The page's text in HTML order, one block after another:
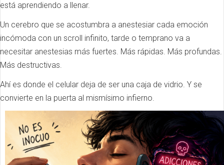
está aprendiendo a llenar.
Un cerebro que se acostumbra a anestesiar cada emoción
incómoda con un scroll infinito, tarde o temprano va a
necesitar anestesias más fuertes. Más rápidas. Más profundas.
Más destructivas.
Ahí es donde el celular deja de ser una caja de vidrio. Y se
convierte en la puerta al mismísimo infierno.